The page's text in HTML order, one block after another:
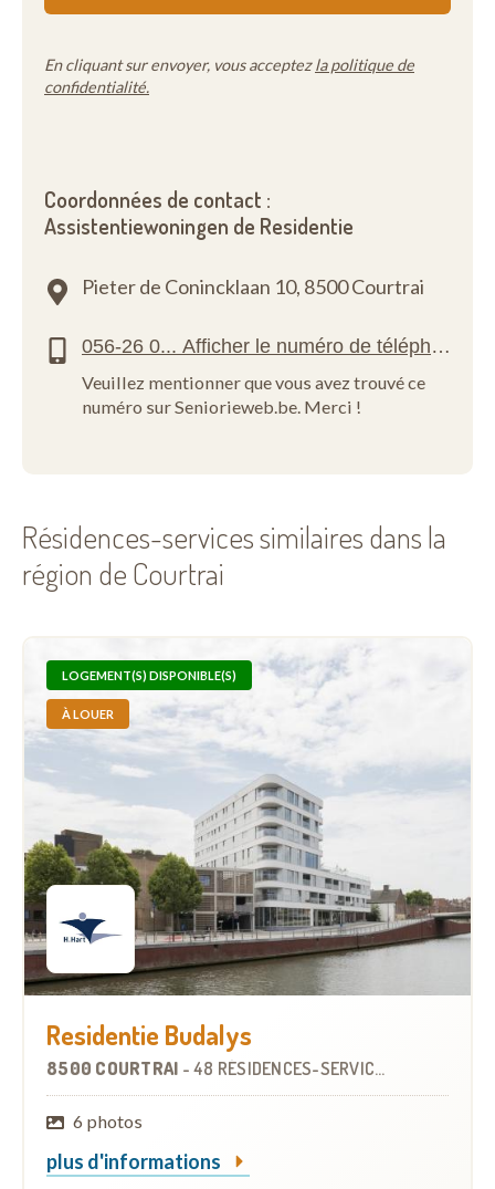
En cliquant sur envoyer, vous acceptezla politique de
confidentialité.
Coordonnées de contact :
Assistentiewoningen de Residentie
Pieter de Conincklaan 10, 8500 Courtrai
Veuillez mentionner que vous avez trouvé ce
numéro sur Seniorieweb.be. Merci !
Résidences-services similaires dans la
région de Courtrai
LOGEMENT(S) DISPONIBLE(S)
À LOUER
Residentie Budalys
8500 COURTRAI - 48 RÉSIDENCES-SERVICES
6 photos
plus d'informations